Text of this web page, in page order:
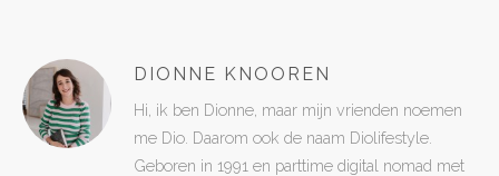
DIONNE KNOOREN
Hi, ik ben Dionne, maar mijn vrienden noemen
me Dio. Daarom ook de naam Diolifestyle.
Geboren in 1991 en parttime digital nomad met